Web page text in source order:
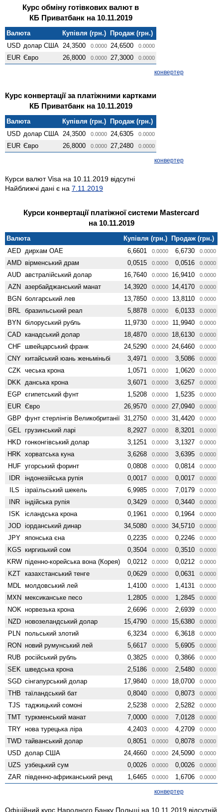
Курс обміну готівкових валют в
КБ Приватбанк на 10.11.2019
Валюта Купівля (грн.) Продаж (грн.)
USD долар США 24,3500 0.0000 24,6500 0.0000
EUR Євро 26,8000 0.0000 27,3000 0.0000
конвертер
Курс конвертації за платіжними картками
КБ Приватбанк на 10.11.2019
Валюта Купівля (грн.) Продаж (грн.)
USD долар США 24,3500 0.0000 24,6305 0.0000
EUR Євро 26,8000 0.0000 27,2480 0.0000
конвертер
Курси валют Visa на 10.11.2019 відсутні
Найближчі дані є на 7.11.2019
Курси конвертації платіжної системи Mastercard
на 10.11.2019
Валюта Купівля (грн.) Продаж (грн.)
AED дирхам ОАЕ 6,6601 0.0000 6,6730 0.0000
AMD вiрменський драм 0,0515 0.0000 0,0516 0.0000
AUD австралійський долар 16,7640 0.0000 16,9410 0.0000
AZN азербайджанський манат 14,3920 0.0000 14,4170 0.0000
BGN болгарський лев 13,7850 0.0000 13,8110 0.0000
BRL бразильський реал 5,8878 0.0000 6,0133 0.0000
BYN білоруський рубль 11,9730 0.0000 11,9940 0.0000
CAD канадський долар 18,4870 0.0000 18,6130 0.0000
CHF швейцарський франк 24,5290 0.0000 24,6460 0.0000
CNY китайський юань женьмiньбi 3,4971 0.0000 3,5086 0.0000
CZK чеська крона 1,0571 0.0000 1,0620 0.0000
DKK данська крона 3,6071 0.0000 3,6257 0.0000
EGP єгипетський фунт 1,5208 0.0000 1,5235 0.0000
EUR Євро 26,9570 0.0000 27,0940 0.0000
GBP фунт стерлінгів Велико­британії 31,2750 0.0000 31,4420 0.0000
GEL грузинський ларі 8,2927 0.0000 8,3201 0.0000
HKD гонконгівський долар 3,1251 0.0000 3,1327 0.0000
HRK хорватська куна 3,6268 0.0000 3,6395 0.0000
HUF угорський форинт 0,0808 0.0000 0,0814 0.0000
IDR індонезійська рупія 0,0017 0.0000 0,0017 0.0000
ILS ізраїльський шекель 6,9985 0.0000 7,0179 0.0000
INR індійська рупія 0,3429 0.0000 0,3440 0.0000
ISK ісландська крона 0,1961 0.0000 0,1964 0.0000
JOD іорданський динар 34,5080 0.0000 34,5710 0.0000
JPY японська єна 0,2235 0.0000 0,2246 0.0000
KGS киргизький сом 0,3504 0.0000 0,3510 0.0000
KRW піденно-корейська вона (Корея) 0,0212 0.0000 0,0212 0.0000
KZT казахстанський тенге 0,0629 0.0000 0,0631 0.0000
MDL молдовський лей 1,4100 0.0000 1,4131 0.0000
MXN мексиканське песо 1,2805 0.0000 1,2845 0.0000
NOK норвезька крона 2,6696 0.0000 2,6939 0.0000
NZD ново­зеландський долар 15,4790 0.0000 15,6380 0.0000
PLN польський злотий 6,3234 0.0000 6,3618 0.0000
RON новий румунський лей 5,6617 0.0000 5,6905 0.0000
RUB російський рубль 0,3825 0.0000 0,3866 0.0000
SEK шведська крона 2,5186 0.0000 2,5480 0.0000
SGD сінгапурський долар 17,9840 0.0000 18,0700 0.0000
THB таїландський бат 0,8040 0.0000 0,8073 0.0000
TJS таджицький сомоні 2,5238 0.0000 2,5282 0.0000
TMT туркменський манат 7,0000 0.0000 7,0128 0.0000
TRY нова турецька ліра 4,2403 0.0000 4,2709 0.0000
TWD тайванський долар 0,8051 0.0000 0,8078 0.0000
USD долар США 24,4660 0.0000 24,5090 0.0000
UZS узбецький сум 0,0026 0.0000 0,0026 0.0000
ZAR південно-африканський ренд 1,6465 0.0000 1,6706 0.0000
конвертер
Офіційний курс Народного Банку Польщі на 10.11.2019 відсутній